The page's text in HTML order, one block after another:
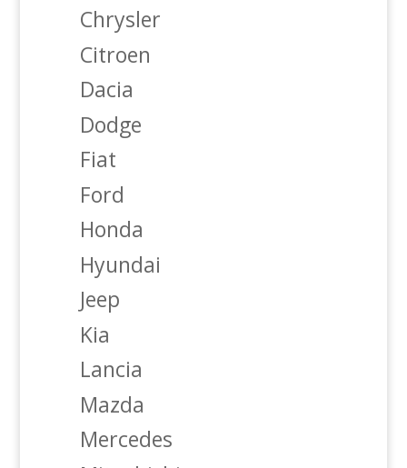
Chrysler
Citroen
Dacia
Dodge
Fiat
Ford
Honda
Hyundai
Jeep
Kia
Lancia
Mazda
Mercedes